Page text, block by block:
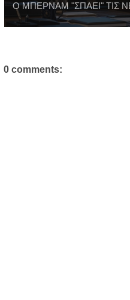
Ο ΜΠΕΡΝΑΜ "ΣΠΑΕΙ" ΤΙΣ
0 comments: